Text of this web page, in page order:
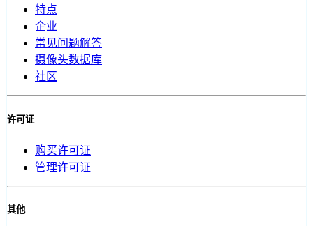
特点
企业
常见问题解答
摄像头数据库
社区
许可证
购买许可证
管理许可证
其他